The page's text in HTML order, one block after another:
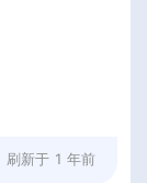
刷新于 1 年前